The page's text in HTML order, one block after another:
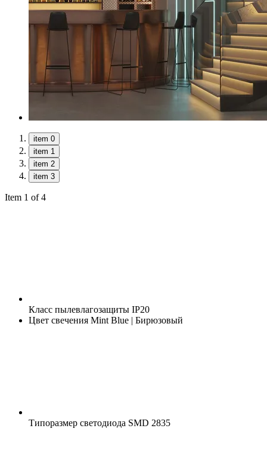
item 0
item 1
item 2
item 3
Item 1 of 4
Класс пылевлагозащиты IP20
Цвет свечения Mint Blue | Бирюзовый
Типоразмер светодиода SMD 2835